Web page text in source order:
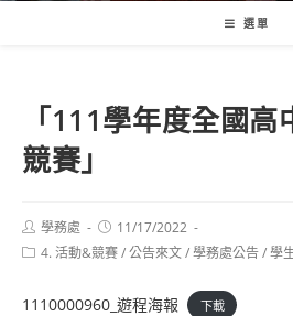
選單
「111學年度全國
競賽」
Post
author:
學務處
Post
published:
11/17/2022
Post4. 活動&競賽/公告來文/學務處公告/學
1110000960_遊程海報 下載